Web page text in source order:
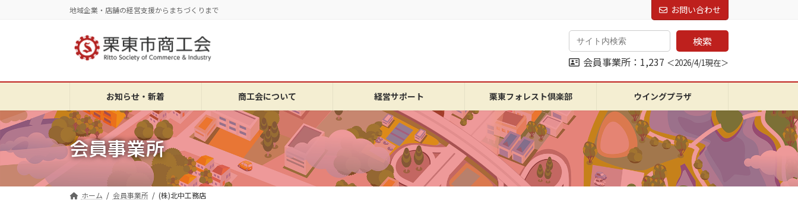
へ
ッ
プ
ョ
移
動
地域企業・店舗の経営支援からまちづくりまで お問い合わせ
検索
会員事業所：1,237 ＜2026/4/1現在＞
お知らせ・新着 商工会について 経営サポート 栗東フォレスト倶楽部 ウイングプラザ
会員事業所
ホーム 会員事業所 (株)北中工務店